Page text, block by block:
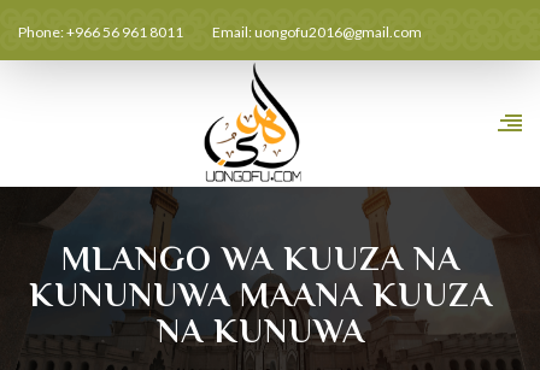
Phone: +966 56 961 8011 Email:uongofu2016@gmail.com
MLANGO WA KUUZA NA
KUNUNUWA MAANA KUUZA
NA KUNUWA